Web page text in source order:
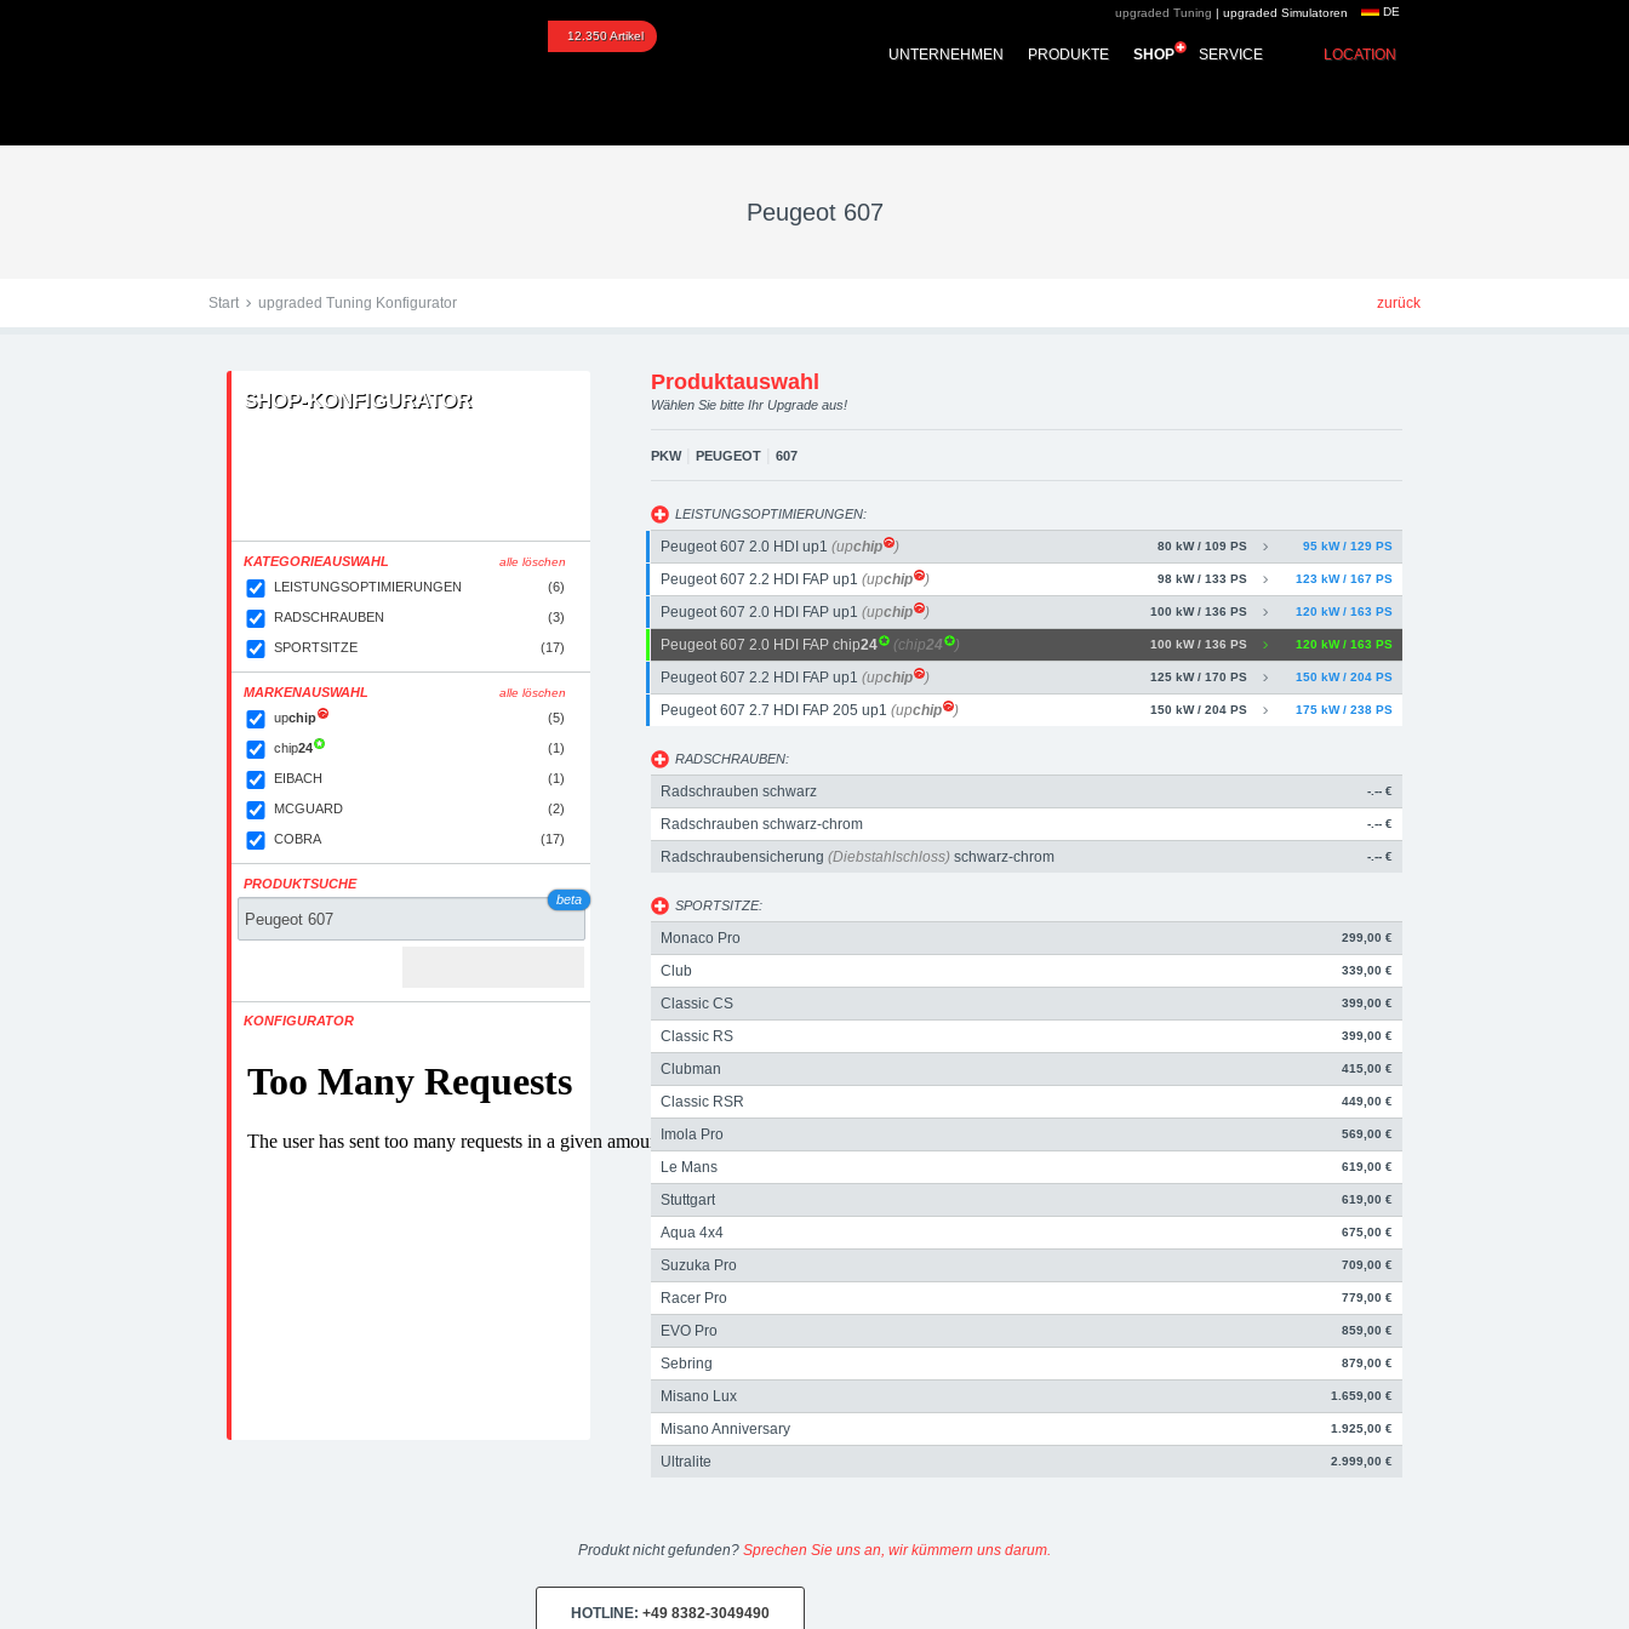
Tuningteile: Peugeot 607 upgraded automotive group - Chiptuning,
12.350 Artikel
DE
LOCATION
SERVICE
SHOP
PRODUKTE
UNTERNEHMEN
upgraded Tuning | upgraded Simulatoren
Peugeot 607
Start upgraded Tuning Konfigurator zurück
SHOP-KONFIGURATOR
KATEGORIEAUSWAHL alle löschen
LEISTUNGSOPTIMIERUNGEN (6)
RADSCHRAUBEN (3)
SPORTSITZE (17)
MARKENAUSWAHL alle löschen
upchip (5)
chip24 (1)
EIBACH (1)
MCGUARD (2)
COBRA (17)
PRODUKTSUCHE
beta
KONFIGURATOR
Produktauswahl
Wählen Sie bitte Ihr Upgrade aus!
PKW| PEUGEOT 607
LEISTUNGSOPTIMIERUNGEN:
Peugeot 607 2.0 HDI up1 (upchip ) 95 kW / 129 PS
80 kW / 109 PS
Peugeot 607 2.2 HDI FAP up1 (upchip ) 123 kW / 167 PS
98 kW / 133 PS
Peugeot 607 2.0 HDI FAP up1 (upchip ) 120 kW / 163 PS
100 kW / 136 PS
Peugeot 607 2.0 HDI FAP chip24 (chip24 ) 120 kW / 163 PS
100 kW / 136 PS
Peugeot 607 2.2 HDI FAP up1 (upchip ) 150 kW / 204 PS
125 kW / 170 PS
Peugeot 607 2.7 HDI FAP 205 up1 (upchip ) 175 kW / 238 PS
150 kW / 204 PS
RADSCHRAUBEN:
Radschrauben schwarz -.-- €
Radschrauben schwarz-chrom -.-- €
Radschraubensicherung (Diebstahlschloss) schwarz-chrom -.-- €
SPORTSITZE:
Monaco Pro 299,00 €
Club 339,00 €
Classic CS 399,00 €
Classic RS 399,00 €
Clubman 415,00 €
Classic RSR 449,00 €
Imola Pro 569,00 €
Le Mans 619,00 €
Stuttgart 619,00 €
Aqua 4x4 675,00 €
Suzuka Pro 709,00 €
Racer Pro 779,00 €
EVO Pro 859,00 €
Sebring 879,00 €
Misano Lux 1.659,00 €
Misano Anniversary 1.925,00 €
Ultralite 2.999,00 €
Produkt nicht gefunden? Sprechen Sie uns an, wir kümmern uns darum.
HOTLINE: +49 8382-3049490